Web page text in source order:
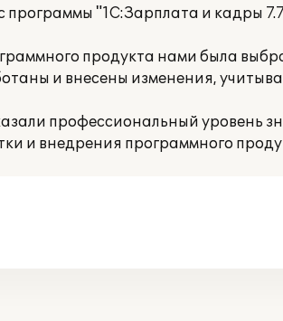
программы "1С:Зарплата и кадры
продукта нами была
и внесены изменения,
профессиональный уровень
и внедрения программного